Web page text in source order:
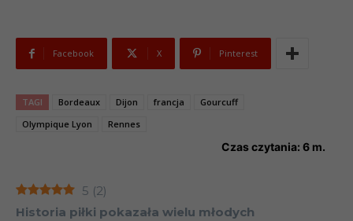
Facebook X Pinterest
TAGI Bordeaux Dijon francja
Gourcuff
Olympique Lyon
Rennes
Czas czytania: 6 m.
5 (2)
Historia piłki pokazała wielu młodych